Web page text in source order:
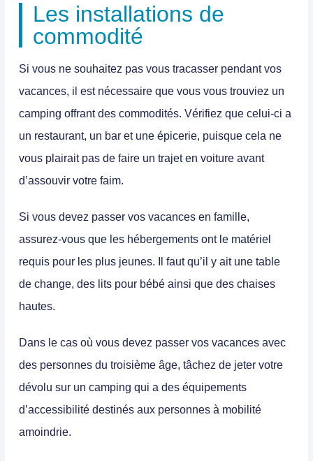
Les installations de
commodité
Si vous ne souhaitez pas vous tracasser pendant vos
vacances, il est nécessaire que vous vous trouviez un
camping offrant des commodités. Vérifiez que celui-ci a
un restaurant, un bar et une épicerie, puisque cela ne
vous plairait pas de faire un trajet en voiture avant
d’assouvir votre faim.
Si vous devez passer vos vacances en famille,
assurez-vous que les hébergements ont le matériel
requis pour les plus jeunes. Il faut qu’il y ait une table
de change, des lits pour bébé ainsi que des chaises
hautes.
Dans le cas où vous devez passer vos vacances avec
des personnes du troisième âge, tâchez de jeter votre
dévolu sur un camping qui a des équipements
d’accessibilité destinés aux personnes à mobilité
amoindrie.